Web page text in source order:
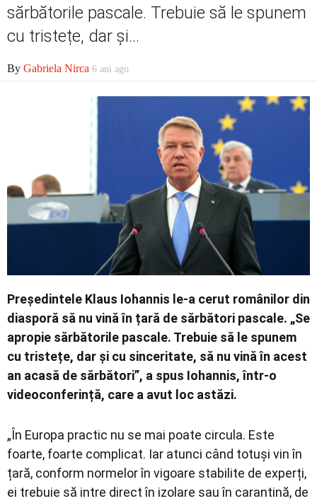
Contact
sărbătorile pascale. Trebuie să le spunem
cu tristețe, dar și...
By Gabriela Nirca 6 ani ago
Președintele Klaus Iohannis le-a cerut românilor din
diasporă să nu vină în țară de sărbători pascale. „Se
apropie sărbătorile pascale. Trebuie să le spunem
cu tristețe, dar și cu sinceritate, să nu vină în acest
an acasă de sărbători”, a spus Iohannis, într-o
videoconferință, care a avut loc astăzi.
„În Europa practic nu se mai poate circula. Este
foarte, foarte complicat. Iar atunci când totuși vin în
țară, conform normelor în vigoare stabilite de experți,
ei trebuie să intre direct în izolare sau în carantină, de